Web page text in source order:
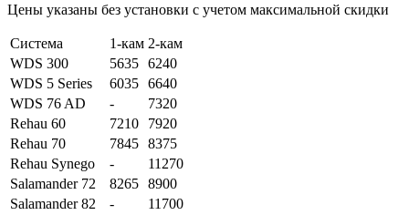
Цены указаны без установки с учетом максимальной скидки
Система 1-кам 2-кам
WDS 300
5635 6240
WDS 5 Series
6035 6640
WDS 76 AD
-
7320
Rehau 60
7210
7920
Rehau 70
7845 8375
Rehau Synego
-
11270
Salamander 72
8265 8900
Salamander 82
- 11700